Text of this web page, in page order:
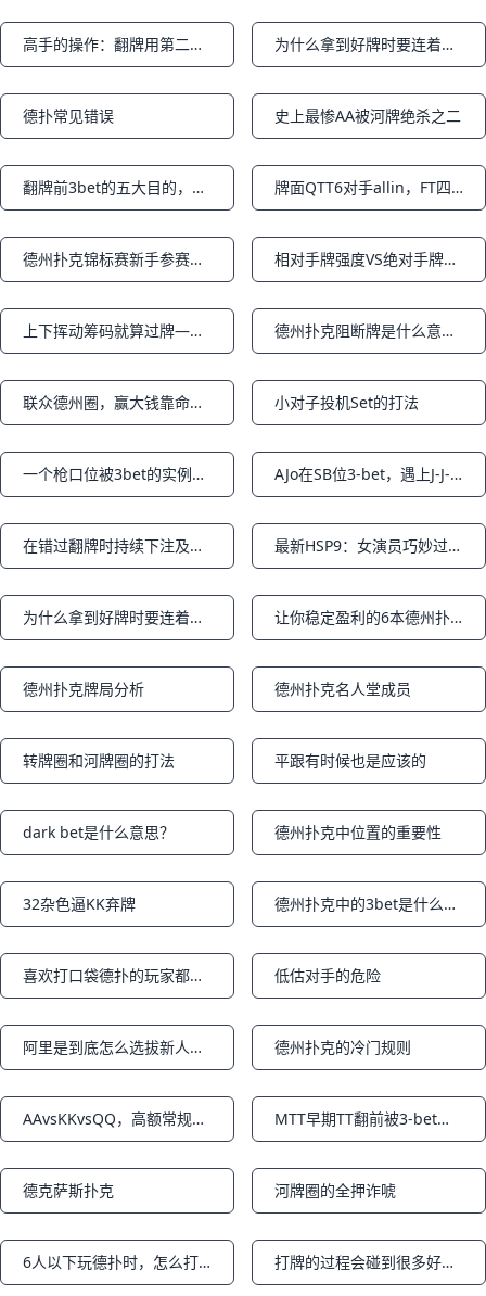
Notifications 高手的操作：翻牌用第二大对子过牌加注逼走强牌留下差牌 Notifications 为什么拿到好牌时要连着过牌两次？下篇
Notifications
德扑常见错误 Notifications
史上最惨AA被河牌绝杀之二
Notifications 翻牌前3bet的五大目的，你是为了哪一个？下篇 Notifications 牌面QTT6对手allin，FT四人桌你会用AQ拿命call吗？
Notifications 德州扑克锦标赛新手参赛指南 Notifications 相对手牌强度VS绝对手牌强度
Notifications 上下挥动筹码就算过牌——现场德扑十大规则 Notifications 德州扑克阻断牌是什么意思？
Notifications 联众德州圈，赢大钱靠命，赢小钱靠勤 Notifications
小对子投机Set的打法
Notifications 一个枪口位被3bet的实例（下篇） Notifications AJo在SB位3-bet，遇上J-J-X翻牌怎么打出最大价值
Notifications 在错过翻牌时持续下注及下注尺度（part1） Notifications 最新HSP9：女演员巧妙过牌加注，盖哥无奈痛失大底池
Notifications 为什么拿到好牌时要连着过牌两次？上篇 Notifications 让你稳定盈利的6本德州扑克教材
Notifications
德州扑克牌局分析 Notifications
德州扑克名人堂成员
Notifications
转牌圈和河牌圈的打法 Notifications
平跟有时候也是应该的
Notifications
dark bet是什么意思？ Notifications
德州扑克中位置的重要性
Notifications
32杂色逼KK弃牌 Notifications 德州扑克中的3bet是什么意思？
Notifications 喜欢打口袋德扑的玩家都非常有激情 Notifications
低估对手的危险
Notifications 阿里是到底怎么选拔新人的？ Notifications
德州扑克的冷门规则
Notifications AAvsKKvsQQ，高额常规桌疯狂的三家全下 Notifications MTT早期TT翻前被3-bet，该怎么办？
Notifications
德克萨斯扑克 Notifications
河牌圈的全押诈唬
Notifications 6人以下玩德扑时，怎么打才能赢？ Notifications 打牌的过程会碰到很多好朋友